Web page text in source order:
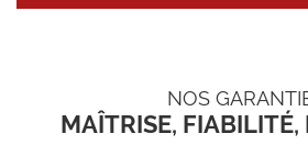
NOS
MAÎTRISE, FIABILITÉ,